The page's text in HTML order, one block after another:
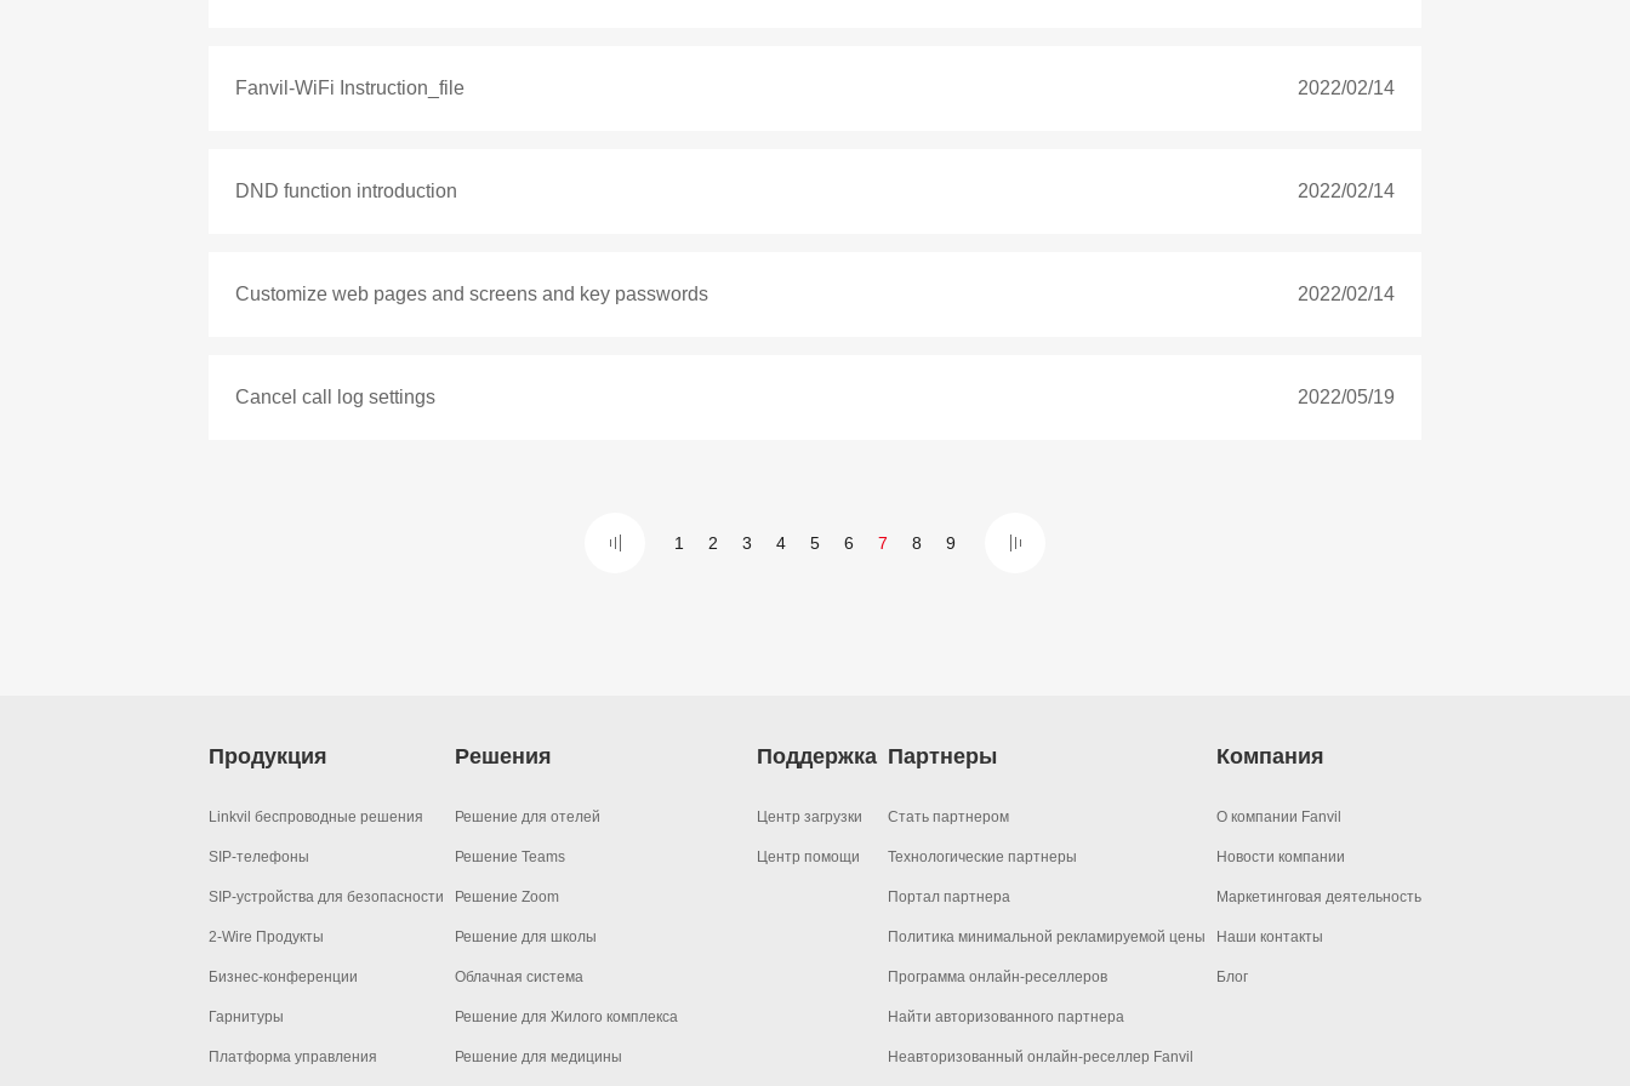
2022/02/14
Fanvil-WiFi Instruction_file
2022/02/14
DND function introduction
2022/02/14
Customize web pages and screens and key passwords
2022/05/19
Cancel call log settings
1 2 3 4 5 6 7 8 9
Продукция
Linkvil беспроводные решения
SIP-телефоны
SIP-устройства для безопасности
2-Wire Продукты
Бизнес-конференции
Гарнитуры
Платформа управления
Решения
Решение для отелей
Решение Teams
Решение Zoom
Решение для школы
Облачная система
Решение для Жилого комплекса
Решение для медицины
Поддержка
Центр загрузки
Центр помощи
Партнеры
Стать партнером
Технологические партнеры
Портал партнера
Политика минимальной рекламируемой цены
Программа онлайн-реселлеров
Найти авторизованного партнера
Неавторизованный онлайн-реселлер Fanvil
Компания
О компании Fanvil
Новости компании
Маркетинговая деятельность
Наши контакты
Блог